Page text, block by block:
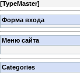
[TypeMaster]
Форма входа
Меню сайта
Categories